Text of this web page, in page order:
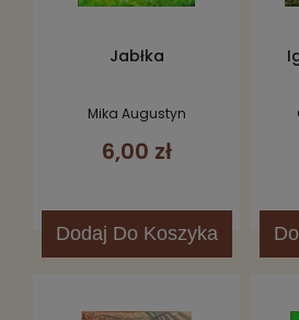
Jabłka
Mika Augustyn
6,00 zł
Dodaj Do Koszyka